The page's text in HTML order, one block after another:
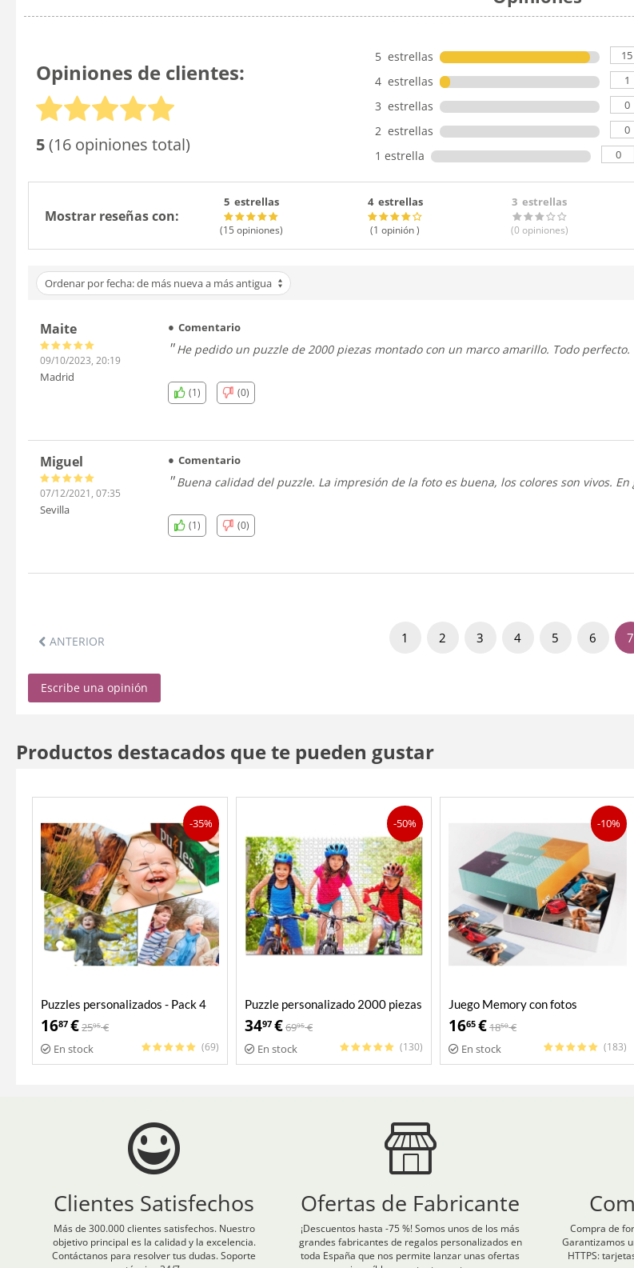
Opiniones de clientes:
5(16 opiniones total)
5 estrellas 15
4 estrellas 1
3 estrellas 0
2 estrellas 0
1 estrella 0
Mostrar reseñas con:
5 estrellas
(15 opiniones)
4 estrellas
(1 opinión)
3 estrellas
(0 opiniones)
Ordenar por fecha: de más nueva a más antigua
Maite
09/10/2023, 20:19
Madrid
Comentario
He pedido un puzzle de 2000 piezas montado con un marco amarillo. Todo perfecto.
(1) (0)
Miguel
07/12/2021, 07:35
Sevilla
Comentario
Buena calidad del puzzle. La impresión de la foto es buena, los colores son vivos.
(1) (0)
ANTERIOR 1 2 3 4 5 6 7
Escribe una opinión
Productos destacados que te pueden gustar
-35%
Puzzles personalizados - Pack 4
en 1
1687 €2595 €
En stock
(69)
-50%
Puzzle personalizado 2000 piezas
3497 €6995 €
En stock
(130)
-10%
Juego Memory con fotos
personalizadas
1665 €1850 €
En stock
(183)
Clientes Satisfechos
Más de 300.000 clientes satisfechos. Nuestro
objetivo principal es la calidad y la excelencia.
Contáctanos para resolver tus dudas. Soporte
Ofertas de Fabricante
¡Descuentos hasta -75 %! Somos unos de los más
grandes fabricantes de regalos personalizados en
toda España que nos permite lanzar unas ofertas
Compra de
Garantizamos
HTTPS: